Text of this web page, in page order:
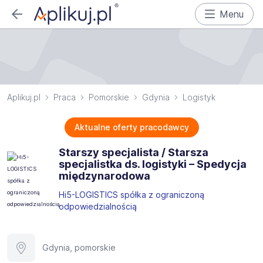
Menu
Aplikuj.pl Praca Pomorskie Gdynia Logistyk
Aktualne oferty pracodawcy
Starszy specjalista / Starsza
specjalistka ds. logistyki – Spedycja
międzynarodowa
Hi5-LOGISTICS spółka z ograniczoną
odpowiedzialnością
Gdynia, pomorskie